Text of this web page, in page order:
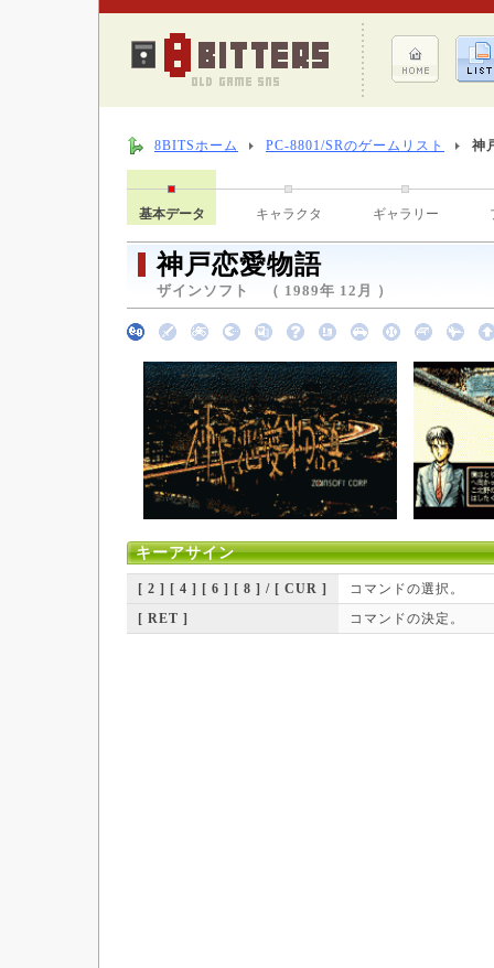
8BITSホーム PC-8801/SRのゲームリスト 神
基本データ キャラクタ ギャラリー
神戸恋愛物語
ザインソフト （ 1989年 12月 ）
キーアサイン
[ 2 ] [ 4 ] [ 6 ] [ 8 ] / [ CUR ]
コマンドの選択。
[ RET ]
コマンドの決定。